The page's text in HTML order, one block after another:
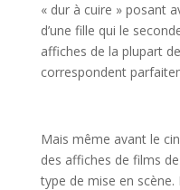
« dur à cuire » posant
d’une fille qui le
affiches de la plupart
correspondent
Mais même avant le
des affiches de films
type de mise en